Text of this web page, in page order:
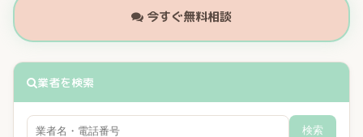
今すぐ無料相談
業者を検索
検索